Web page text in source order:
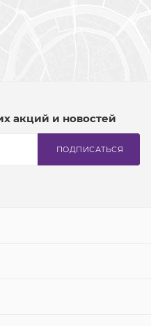
акций и новостей
ПОДПИСАТЬСЯ